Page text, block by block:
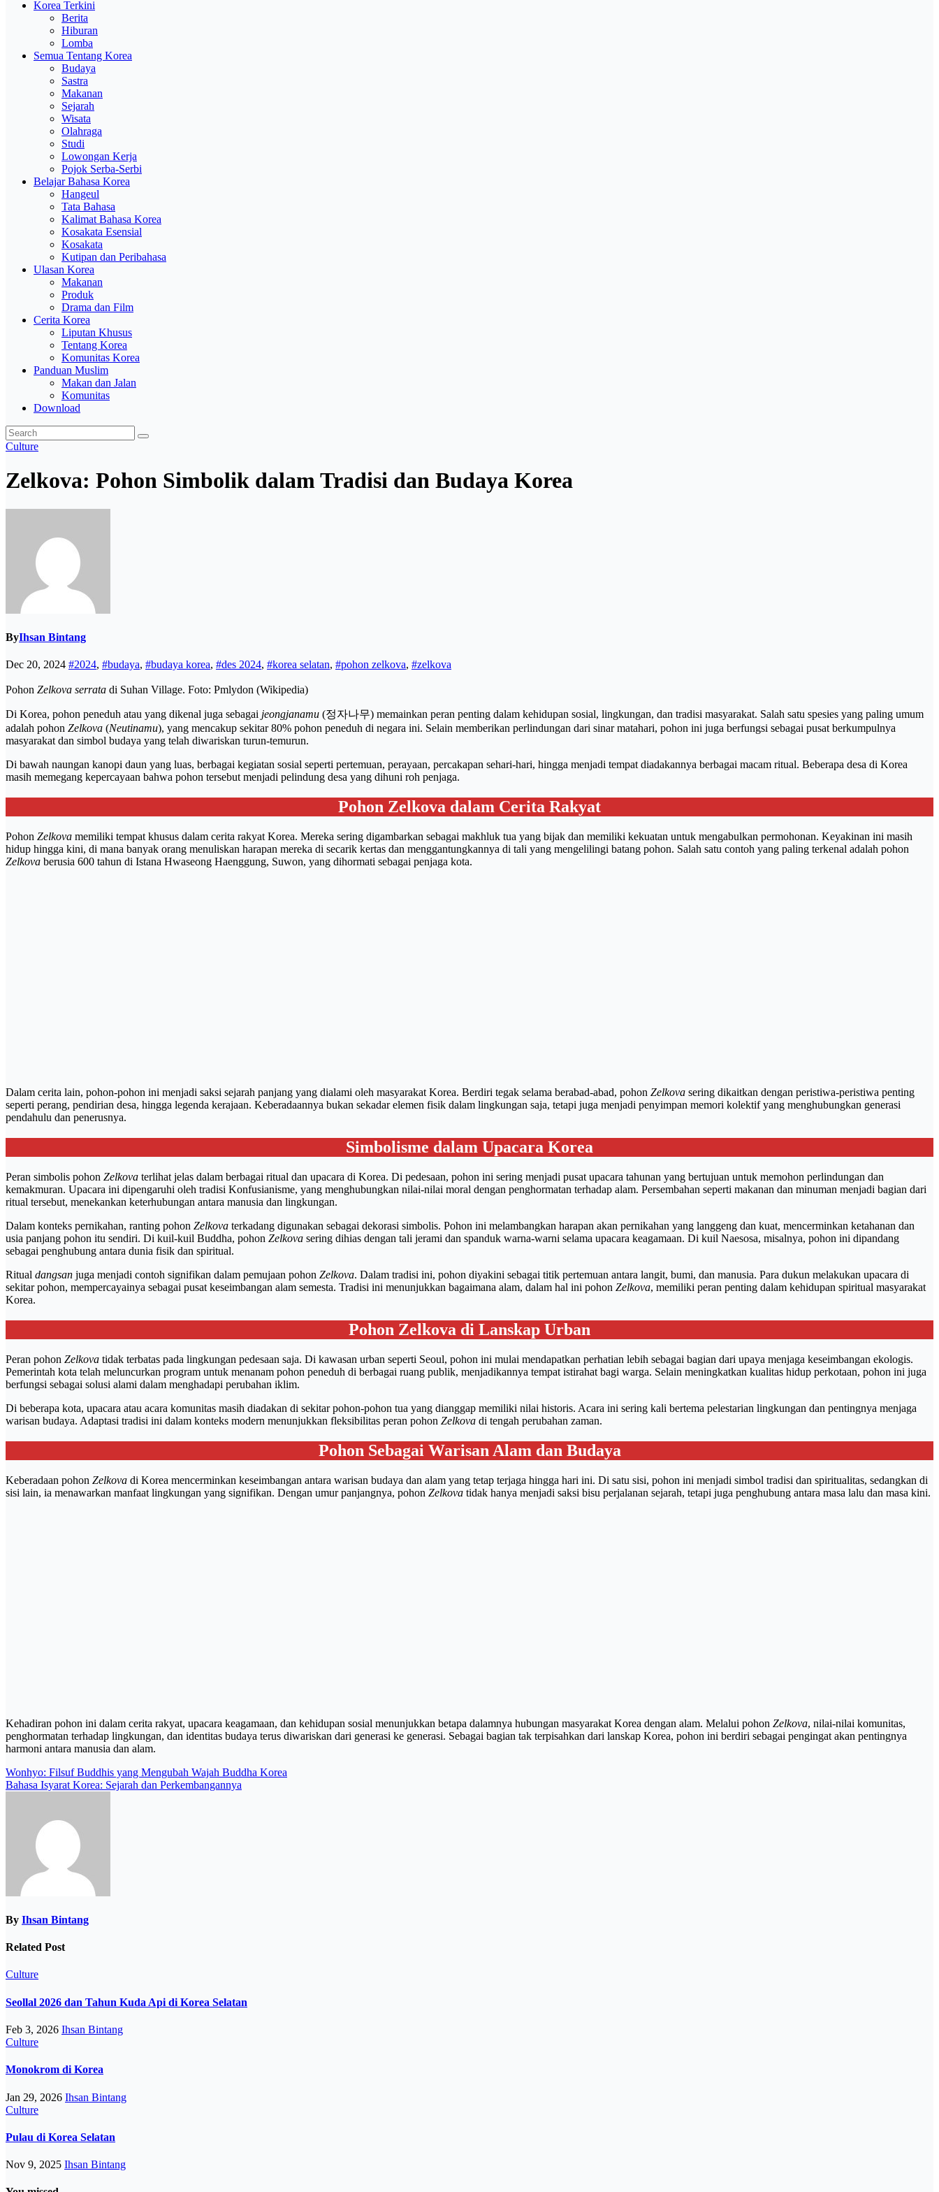
Korea Terkini
Berita
Hiburan
Lomba
Semua Tentang Korea
Budaya
Sastra
Makanan
Sejarah
Wisata
Olahraga
Studi
Lowongan Kerja
Pojok Serba-Serbi
Belajar Bahasa Korea
Hangeul
Tata Bahasa
Kalimat Bahasa Korea
Kosakata Esensial
Kosakata
Kutipan dan Peribahasa
Ulasan Korea
Makanan
Produk
Drama dan Film
Cerita Korea
Liputan Khusus
Tentang Korea
Komunitas Korea
Panduan Muslim
Makan dan Jalan
Komunitas
Download
Culture
Zelkova: Pohon Simbolik dalam Tradisi dan Budaya Korea
ByIhsan Bintang
Dec 20, 2024 #2024, #budaya, #budaya korea, #des 2024, #korea selatan, #pohon zelkova, #zelkova
Pohon Zelkova serrata di Suhan Village. Foto: Pmlydon (Wikipedia)
Di Korea, pohon peneduh atau yang dikenal juga sebagai jeongjanamu (정자나무) memainkan peran penting dalam kehidupan sosial, lingkungan, dan tradisi masyarakat. Salah satu spesies yang paling umum
adalah pohon Zelkova (Neutinamu), yang mencakup sekitar 80% pohon peneduh di negara ini. Selain memberikan perlindungan dari sinar matahari, pohon ini juga berfungsi sebagai pusat berkumpulnya
masyarakat dan simbol budaya yang telah diwariskan turun-temurun.
Di bawah naungan kanopi daun yang luas, berbagai kegiatan sosial seperti pertemuan, perayaan, percakapan sehari-hari, hingga menjadi tempat diadakannya berbagai macam ritual. Beberapa desa di Korea
masih memegang kepercayaan bahwa pohon tersebut menjadi pelindung desa yang dihuni roh penjaga.
Pohon Zelkova dalam Cerita Rakyat
Pohon Zelkova memiliki tempat khusus dalam cerita rakyat Korea. Mereka sering digambarkan sebagai makhluk tua yang bijak dan memiliki kekuatan untuk mengabulkan permohonan. Keyakinan ini masih
hidup hingga kini, di mana banyak orang menuliskan harapan mereka di secarik kertas dan menggantungkannya di tali yang mengelilingi batang pohon. Salah satu contoh yang paling terkenal adalah pohon
Zelkova berusia 600 tahun di Istana Hwaseong Haenggung, Suwon, yang dihormati sebagai penjaga kota.
Dalam cerita lain, pohon-pohon ini menjadi saksi sejarah panjang yang dialami oleh masyarakat Korea. Berdiri tegak selama berabad-abad, pohon Zelkova sering dikaitkan dengan peristiwa-peristiwa penting
seperti perang, pendirian desa, hingga legenda kerajaan. Keberadaannya bukan sekadar elemen fisik dalam lingkungan saja, tetapi juga menjadi penyimpan memori kolektif yang menghubungkan generasi
pendahulu dan penerusnya.
Simbolisme dalam Upacara Korea
Peran simbolis pohon Zelkova terlihat jelas dalam berbagai ritual dan upacara di Korea. Di pedesaan, pohon ini sering menjadi pusat upacara tahunan yang bertujuan untuk memohon perlindungan dan
kemakmuran. Upacara ini dipengaruhi oleh tradisi Konfusianisme, yang menghubungkan nilai-nilai moral dengan penghormatan terhadap alam. Persembahan seperti makanan dan minuman menjadi bagian dari
ritual tersebut, menekankan keterhubungan antara manusia dan lingkungan.
Dalam konteks pernikahan, ranting pohon Zelkova terkadang digunakan sebagai dekorasi simbolis. Pohon ini melambangkan harapan akan pernikahan yang langgeng dan kuat, mencerminkan ketahanan dan
usia panjang pohon itu sendiri. Di kuil-kuil Buddha, pohon Zelkova sering dihias dengan tali jerami dan spanduk warna-warni selama upacara keagamaan. Di kuil Naesosa, misalnya, pohon ini dipandang
sebagai penghubung antara dunia fisik dan spiritual.
Ritual dangsan juga menjadi contoh signifikan dalam pemujaan pohon Zelkova. Dalam tradisi ini, pohon diyakini sebagai titik pertemuan antara langit, bumi, dan manusia. Para dukun melakukan upacara di
sekitar pohon, mempercayainya sebagai pusat keseimbangan alam semesta. Tradisi ini menunjukkan bagaimana alam, dalam hal ini pohon Zelkova, memiliki peran penting dalam kehidupan spiritual masyarakat
Korea.
Pohon Zelkova di Lanskap Urban
Peran pohon Zelkova tidak terbatas pada lingkungan pedesaan saja. Di kawasan urban seperti Seoul, pohon ini mulai mendapatkan perhatian lebih sebagai bagian dari upaya menjaga keseimbangan ekologis.
Pemerintah kota telah meluncurkan program untuk menanam pohon peneduh di berbagai ruang publik, menjadikannya tempat istirahat bagi warga. Selain meningkatkan kualitas hidup perkotaan, pohon ini juga
berfungsi sebagai solusi alami dalam menghadapi perubahan iklim.
Di beberapa kota, upacara atau acara komunitas masih diadakan di sekitar pohon-pohon tua yang dianggap memiliki nilai historis. Acara ini sering kali bertema pelestarian lingkungan dan pentingnya menjaga
warisan budaya. Adaptasi tradisi ini dalam konteks modern menunjukkan fleksibilitas peran pohon Zelkova di tengah perubahan zaman.
Pohon Sebagai Warisan Alam dan Budaya
Keberadaan pohon Zelkova di Korea mencerminkan keseimbangan antara warisan budaya dan alam yang tetap terjaga hingga hari ini. Di satu sisi, pohon ini menjadi simbol tradisi dan spiritualitas, sedangkan di
sisi lain, ia menawarkan manfaat lingkungan yang signifikan. Dengan umur panjangnya, pohon Zelkova tidak hanya menjadi saksi bisu perjalanan sejarah, tetapi juga penghubung antara masa lalu dan masa kini.
Kehadiran pohon ini dalam cerita rakyat, upacara keagamaan, dan kehidupan sosial menunjukkan betapa dalamnya hubungan masyarakat Korea dengan alam. Melalui pohon Zelkova, nilai-nilai komunitas,
penghormatan terhadap lingkungan, dan identitas budaya terus diwariskan dari generasi ke generasi. Sebagai bagian tak terpisahkan dari lanskap Korea, pohon ini berdiri sebagai pengingat akan pentingnya
harmoni antara manusia dan alam.
Post
navigation
Wonhyo: Filsuf Buddhis yang Mengubah Wajah Buddha Korea
Bahasa Isyarat Korea: Sejarah dan Perkembangannya
By Ihsan Bintang
Related Post
Culture
Seollal 2026 dan Tahun Kuda Api di Korea Selatan
Feb 3, 2026 Ihsan Bintang
Culture
Monokrom di Korea
Jan 29, 2026 Ihsan Bintang
Culture
Pulau di Korea Selatan
Nov 9, 2025 Ihsan Bintang